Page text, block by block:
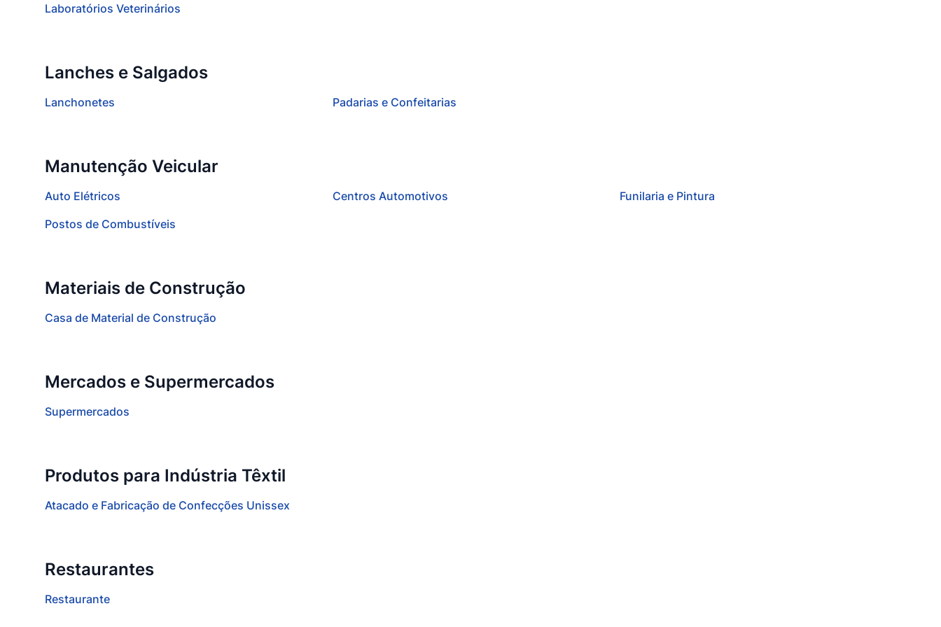
Laboratórios Veterinários
Lanches e Salgados
Lanchonetes Padarias e Confeitarias
Manutenção Veicular
Auto Elétricos Centros Automotivos
Funilaria e Pintura
Postos de Combustíveis
Materiais de Construção
Casa de Material de Construção
Mercados e Supermercados
Supermercados
Produtos para Indústria Têxtil
Atacado e Fabricação de Confecções Unissex
Restaurantes
Restaurante